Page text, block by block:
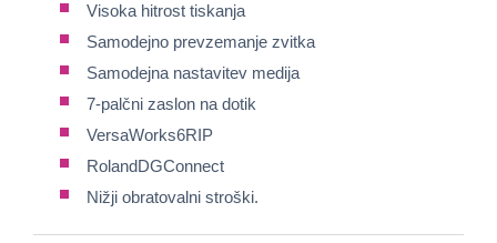
Visoka hitrost tiskanja
Samodejno prevzemanje zvitka
Samodejna nastavitev medija
7-palčni zaslon na dotik
VersaWorks6RIP
RolandDGConnect
Nižji obratovalni stroški.